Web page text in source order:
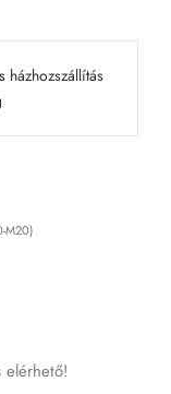
házhozszállítás
M20)